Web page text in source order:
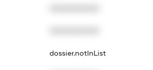
dossier.notInList